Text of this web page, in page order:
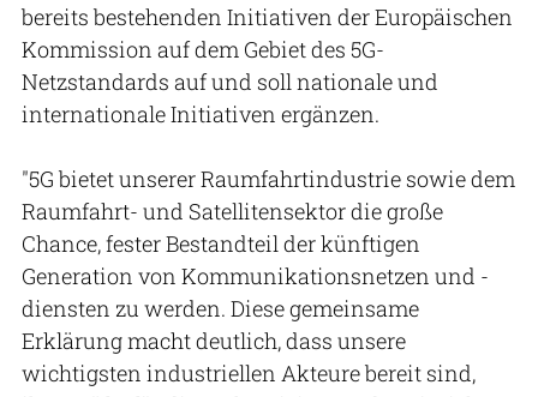
bereits bestehenden Initiativen der Europäischen
Kommission auf dem Gebiet des 5G-
Netzstandards auf und soll nationale und
internationale Initiativen ergänzen.
"5G bietet unserer Raumfahrtindustrie sowie dem
Raumfahrt- und Satellitensektor die große
Chance, fester Bestandteil der künftigen
Generation von Kommunikationsnetzen und -
diensten zu werden. Diese gemeinsame
Erklärung macht deutlich, dass unsere
wichtigsten industriellen Akteure bereit sind,